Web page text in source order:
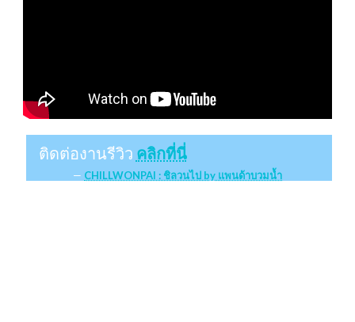
ติดต่องานรีวิว คลิกที่นี่
CHILLWONPAI : ชิลวนไป by แพนด้าบวมน้ำ